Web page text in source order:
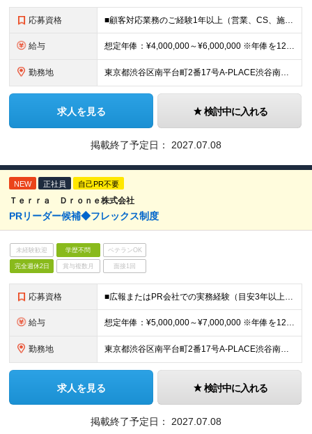
応募資格 ■顧客対応業務のご経験1年以上（営業、CS、施工管理など） ■成長意欲が高く、明るいコミュニケーションが取れる方 ■学歴不問
給与 想定年俸：¥4,000,000～¥6,000,000 ※年俸を12で割り、1/12を月額支給分とします。 月額：¥333,334～¥500,000 基本給：¥246,534～¥369,800 みなし残
勤務地 東京都渋谷区南平台町2番17号A-PLACE渋谷南平台4階 （変更の範囲） 当社の支社およびグループ会社拠点 本ポジションは原則就業場所の変更はございません。
求人を見る 検討中に入れる
掲載終了予定日： 2027.07.08
NEW 正社員 自己PR不要
Ｔｅｒｒａ Ｄｒｏｎｅ株式会社
PRリーダー候補◆フレックス制度
未経験歓迎 学歴不問 ベテランOK
完全週休2日 賞与複数月 面接1回
応募資格 ■広報またはPR会社での実務経験（目安3年以上） ■メディアプロモート/メディアアプローチのご経験がある方 ■メディア対応、関係構築、取材調整などの実務経験 ■プレスリリースの執筆経験 ■社内外との柔
給与 想定年俸：¥5,000,000～¥7,000,000 ※年俸を12で割り、1/12を月額支給分とします。 月額：¥416,667～¥583,334 基本給：¥308,167～¥431,534 みなし残
勤務地 東京都渋谷区南平台町2番17号A-PLACE渋谷南平台4階 （変更の範囲） 当社の支社およびグループ会社拠点 本ポジションは原則就業場所の変更はございません。
求人を見る 検討中に入れる
掲載終了予定日： 2027.07.08